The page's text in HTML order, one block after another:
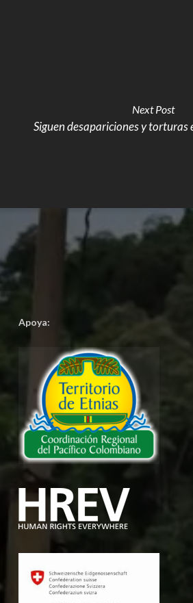
Next Post
Siguen desapariciones y torturas
Apoya: